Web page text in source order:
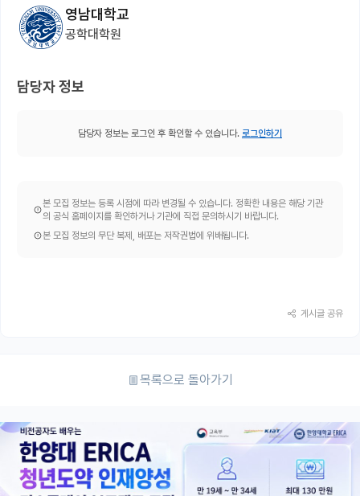
영남대학교
공학대학원
담당자 정보
담당자 정보는 로그인 후 확인할 수 있습니다. 로그인하기
본 모집 정보는 등록 시점에 따라 변경될 수 있습니다. 정확한 내용은 해당 기관
의 공식 홈페이지를 확인하거나 기관에 직접 문의하시기 바랍니다.
본 모집 정보의 무단 복제, 배포는 저작권법에 위배됩니다.
게시글 공유
목록으로 돌아가기